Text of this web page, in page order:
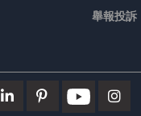
舉報投訴